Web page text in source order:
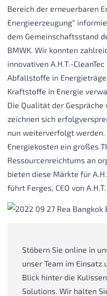
Bereich der erneuerbaren
Energieerzeugung“
dem Gemeinschaftsstand
BMWK. Wir konnten
innovativen A.H.T.-
Abfallstoffe in
Kraftstoffe in Energie
Die Qualität der
zeichnen sich
nun weiterverfolgt werden.
Energiekosten ein großes
Ressourcenreichtums an
bieten diese Märkte für
führt Ferges, CEO von
Stöbern Sie online in
unser Team im Einsatz
Blick hinter die
Solutions. Wir halten